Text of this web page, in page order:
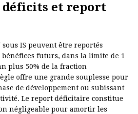
déficits et report
sous IS peuvent être reportés
futurs, dans la limite de 1
plus 50% de la fraction
offre une grande souplesse pour
de développement ou subissant
Le report déficitaire constitue
négligeable pour amortir les